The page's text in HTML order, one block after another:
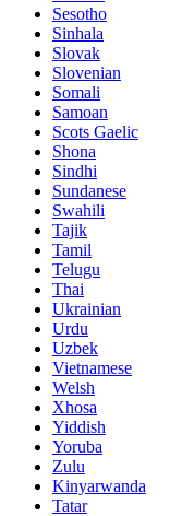
Sesotho
Sinhala
Slovak
Slovenian
Somali
Samoan
Scots Gaelic
Shona
Sindhi
Sundanese
Swahili
Tajik
Tamil
Telugu
Thai
Ukrainian
Urdu
Uzbek
Vietnamese
Welsh
Xhosa
Yiddish
Yoruba
Zulu
Kinyarwanda
Tatar